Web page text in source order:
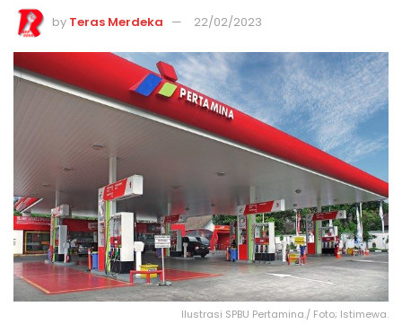
by Teras Merdeka 22/02/2023
Ilustrasi SPBU Pertamina./ Foto; Istimewa.